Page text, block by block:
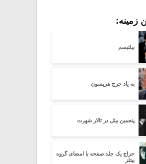
زمینه:
بیلتیسم
به یاد جرج هریسون
پنجمین بیتل در تالار شهرت
حراج یک جلد صفحه با امضای گروه
بیتلز